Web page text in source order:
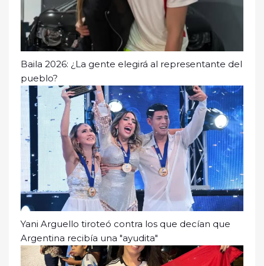
Baila 2026: ¿La gente elegirá al representante del
pueblo?
Yani Arguello tiroteó contra los que decían que
Argentina recibía una "ayudita"